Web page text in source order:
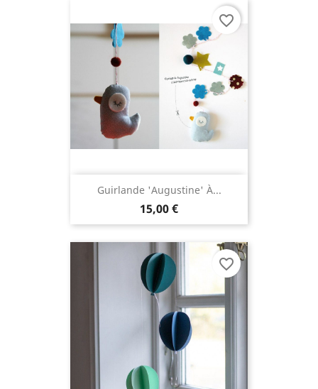
Guirlande 'Augustine' À...
15,00 €
favorite_border
favorite_border